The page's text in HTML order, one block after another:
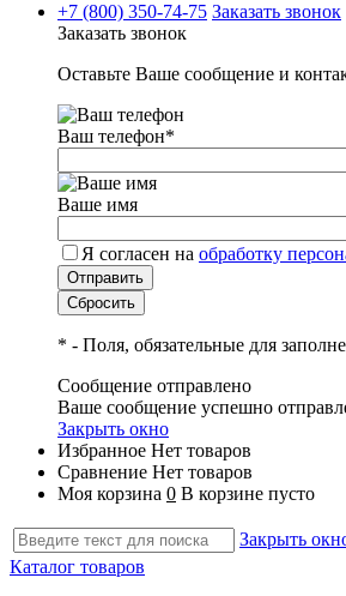
+7 (800) 350-74-75 Заказать звонок
Заказать звонок
Оставьте Ваше сообщение и
Ваш телефон*
Ваше имя
Я согласен на обработку
* - Поля, обязательные для
Сообщение отправлено
Ваше сообщение успешно
Закрыть окно
Избранное Нет товаров
Сравнение Нет товаров
Моя корзина 0 В корзине пусто
Закрыть
Каталог товаров